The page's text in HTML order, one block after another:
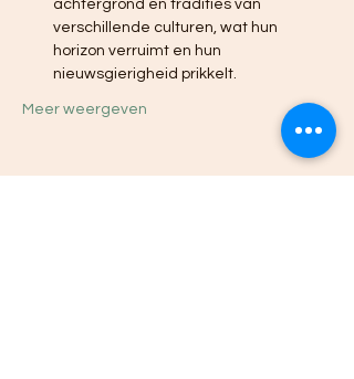
achtergrond en tradities van
verschillende culturen, wat hun
horizon verruimt en hun
nieuwsgierigheid prikkelt.
Meer weergeven